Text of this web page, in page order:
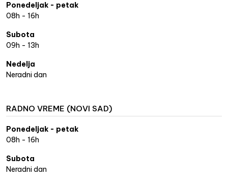
Ponedeljak - petak
08h - 16h
Subota
09h - 13h
Nedelja
Neradni dan
RADNO VREME (NOVI SAD)
Ponedeljak - petak
08h - 16h
Subota
Neradni dan